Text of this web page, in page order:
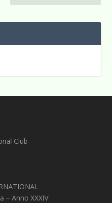
Club
– Anno XXXIV